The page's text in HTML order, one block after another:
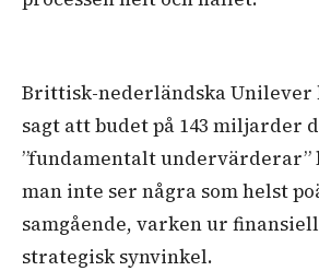
Brittisk-nederländska
sagt att budet på 143 miljarder
”fundamentalt undervärderar”
man inte ser några som helst
samgående, varken ur
strategisk synvinkel.